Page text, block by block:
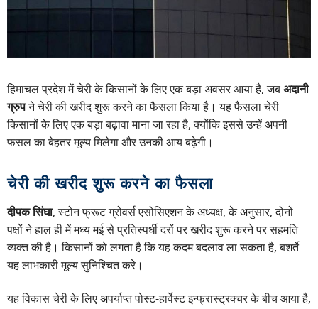
हिमाचल प्रदेश में चेरी के किसानों के लिए एक बड़ा अवसर आया है, जबअदानी
ग्रुपने चेरी की खरीद शुरू करने का फैसला किया है। यह फैसला चेरी
किसानों के लिए एक बड़ा बढ़ावा माना जा रहा है, क्योंकि इससे उन्हें अपनी
फसल का बेहतर मूल्य मिलेगा और उनकी आय बढ़ेगी।
चेरी की खरीद शुरू करने का फैसला
दीपक सिंघा, स्टोन फ्रूट ग्रोवर्स एसोसिएशन के अध्यक्ष, के अनुसार, दोनों
पक्षों ने हाल ही में मध्य मई से प्रतिस्पर्धी दरों पर खरीद शुरू करने पर सहमति
व्यक्त की है। किसानों को लगता है कि यह कदम बदलाव ला सकता है, बशर्ते
यह लाभकारी मूल्य सुनिश्चित करे।
यह विकास चेरी के लिए अपर्याप्त पोस्ट-हार्वेस्ट इन्फ्रास्ट्रक्चर के बीच आया है,